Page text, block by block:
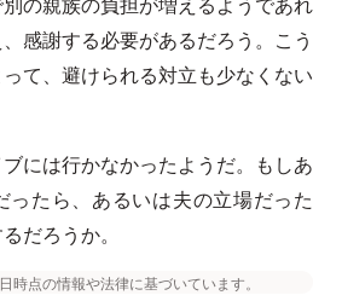
感謝する必要があるだろう。こう
て、避けられる対立も少なくない
には行かなかったようだ。もしあ
ったら、あるいは夫の立場だった
だろうか。
時点の情報や法律に基づいています。